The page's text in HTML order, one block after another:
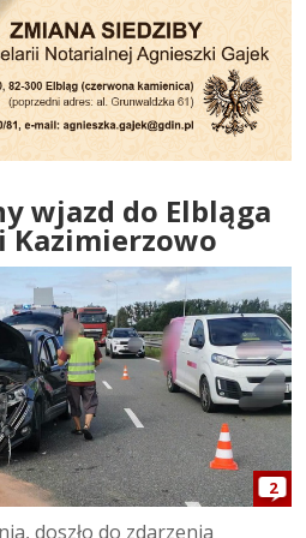
wjazd do Elbląga
Kazimierzowo
2
doszło do zdarzenia